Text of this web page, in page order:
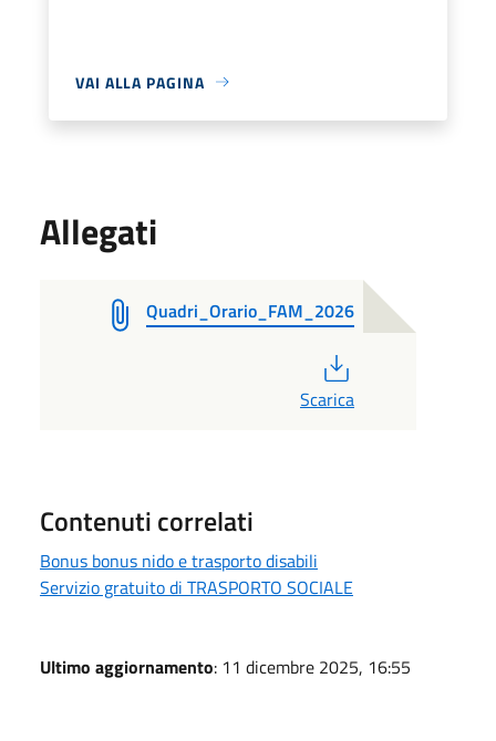
VAI ALLA PAGINA
Allegati
Quadri_Orario_FAM_2026
Scarica
Contenuti correlati
Bonus bonus nido e trasporto disabili
Servizio gratuito di TRASPORTO SOCIALE
Ultimo aggiornamento: 11 dicembre 2025, 16:55